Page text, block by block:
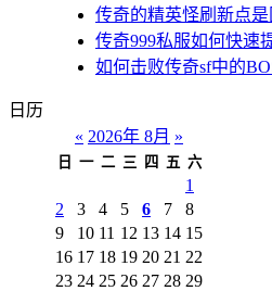
传奇的精英怪刷新点
传奇999私服如何快速
如何击败传奇sf中的
日历
« 2026年 8月 »
日 一 二 三 四 五 六
1
2
3 4 5 6 7
8
9
10 11 12 13 14 15
16 17 18 19 20 21 22
23 24 25 26 27 28 29